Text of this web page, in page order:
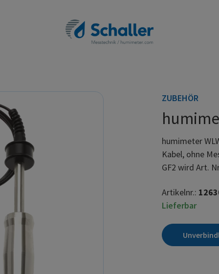
ZUBEHÖR
humimeter
Kabel, ohne
GF2 wird Art.
Artikelnr.:
Lieferbar